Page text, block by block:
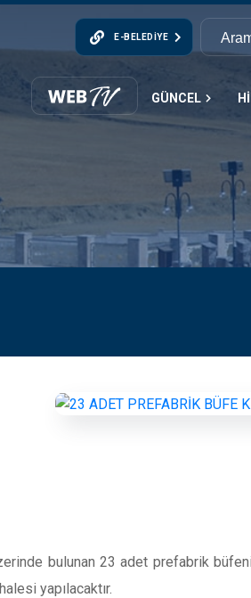
E-BELEDIYE
GÜNCEL
bulunan 23 adet prefabrik
yapılacaktır.